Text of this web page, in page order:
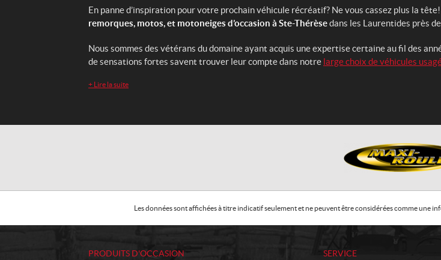
En panne d’inspiration pour votre prochain véhicule récréatif? Ne vous cassez plus la
remorques, motos, et motoneiges d’occasion à Ste-Thérèsedans les Laurentides près
Nous sommes des vétérans du domaine ayant acquis une expertise certaine au fil des
de sensations fortes savent trouver leur compte dans notre large choix de véhicules
+ Lire la suite
Les données sont affichées à titre indicatif seulement et ne peuvent être considérées comme une
PRODUITS D'OCCASION SERVICE